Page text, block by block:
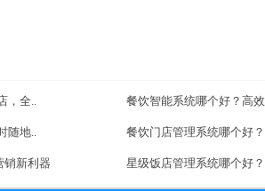
，全.. 餐饮智能系统哪个好？高
随地.. 餐饮门店管理系统哪个好
销新利器 星级饭店管理系统哪个好